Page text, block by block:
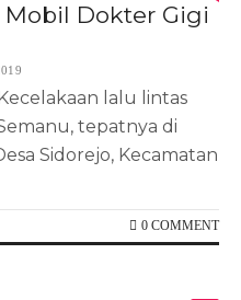
Dokter Gigi
lalu lintas
tepatnya di
Sidorejo, Kecamatan
0 COMMENT